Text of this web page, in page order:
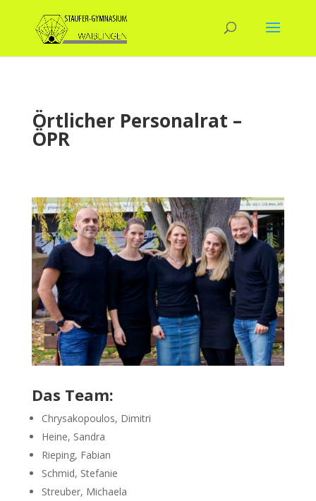
Örtlicher Personalrat –
ÖPR
Das Team:
Chrysakopoulos, Dimitri
Heine, Sandra
Rieping, Fabian
Schmid, Stefanie
Streuber, Michaela